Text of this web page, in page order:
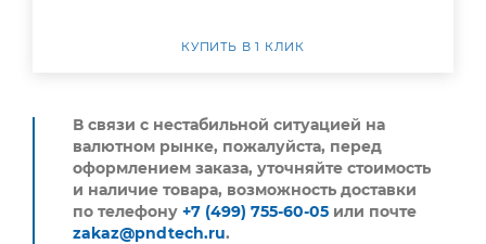
КУПИТЬ В 1 КЛИК
В связи с нестабильной ситуацией на
валютном рынке, пожалуйста, перед
оформлением заказа, уточняйте стоимость
и наличие товара, возможность доставки
по телефону +7 (499) 755-60-05 или почте
zakaz@pndtech.ru.